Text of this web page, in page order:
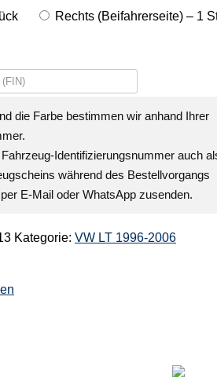
Rechts (Beifahrerseite) – 1
die Farbe bestimmen wir anhand Ihrer
.
Fahrzeug-Identifizierungsnummer auch
während des Bestellvorgangs
E-Mail oder WhatsApp zusenden.
Kategorie: VW LT 1996-2006